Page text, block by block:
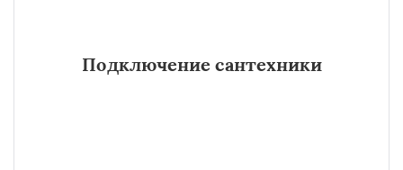
Подключение сантехники